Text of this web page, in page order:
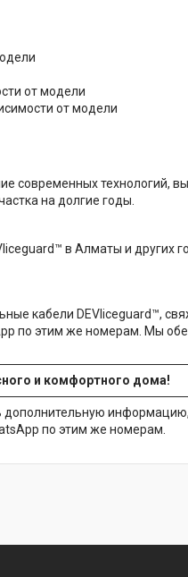
от модели
от модели
современных технологий,
на долгие годы.
в Алматы и других
кабели DEVIiceguard™,
по этим же номерам. Мы
и комфортного дома!
дополнительную
по этим же номерам.